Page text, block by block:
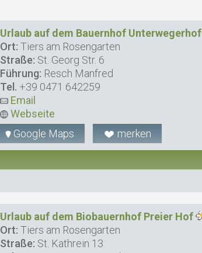
Urlaub auf dem Bauernhof Unterwegerhof
Ort: Tiers am Rosengarten
Straße: St. Georg Str. 6
Führung: Resch Manfred
Tel. +39 0471 642259
Email
Webseite
Google Maps
merken
Urlaub auf dem Biobauernhof Preier Hof
Ort: Tiers am Rosengarten
Straße: St. Kathrein 13